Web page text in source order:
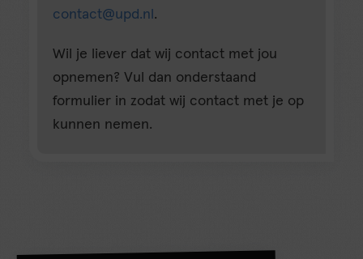
contact@upd.nl .
Wil je liever dat wij contact met jou
opnemen? Vul dan onderstaand
formulier in zodat wij contact met je op
kunnen nemen.